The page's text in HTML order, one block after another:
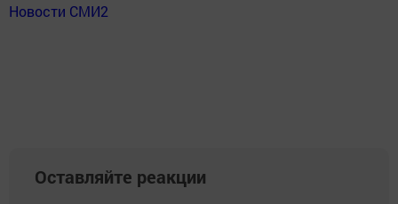
Новости СМИ2
Оставляйте реакции